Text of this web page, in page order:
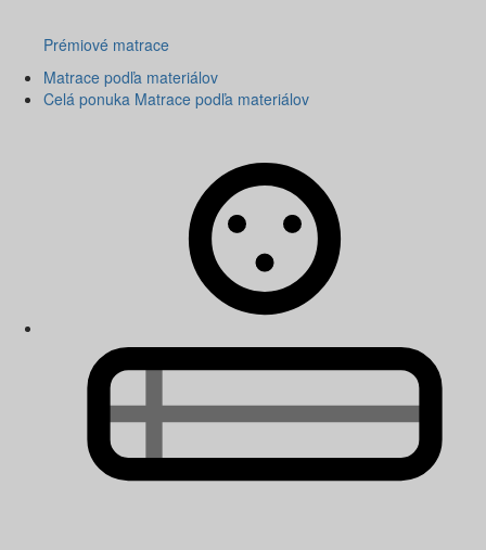
Prémiové matrace
Matrace podľa materiálov
Celá ponuka Matrace podľa materiálov